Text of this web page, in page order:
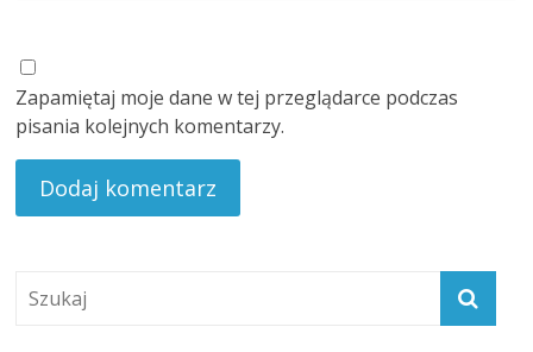
Zapamiętaj moje dane w tej przeglądarce podczas
pisania kolejnych komentarzy.